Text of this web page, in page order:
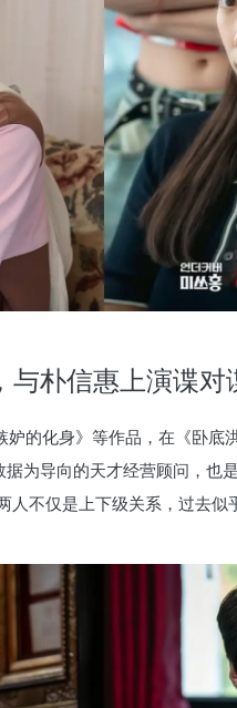
与朴信惠上演谍对
的化身》等作品，在《卧底
为导向的天才经营顾问，也
人不仅是上下级关系，过去